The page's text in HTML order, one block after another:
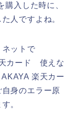
購入した時に、
人ですよね。
ネットで
天カード 使えな
楽天カー
身のエラー原
。